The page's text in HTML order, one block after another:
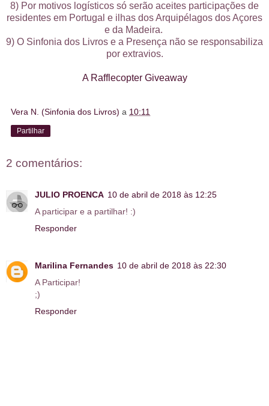
8) Por motivos logísticos só serão aceites participações de
residentes em Portugal e ilhas dos Arquipélagos dos Açores
e da Madeira.
9) O Sinfonia dos Livros e a Presença não se responsabiliza
por extravios.
A Rafflecopter Giveaway
Vera N. (Sinfonia dos Livros) a 10:11
Partilhar
2 comentários:
JULIO PROENCA 10 de abril de 2018 às 12:25
A participar e a partilhar! :)
Responder
Marilina Fernandes 10 de abril de 2018 às 22:30
A Participar!
;)
Responder